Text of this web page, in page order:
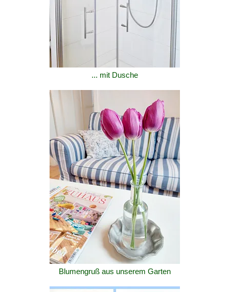
... mit Dusche
Blumengruß aus unserem Garten